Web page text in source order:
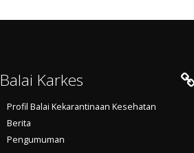
Balai Karkes
Profil Balai Kekarantinaan Kesehatan
Berita
Pengumuman